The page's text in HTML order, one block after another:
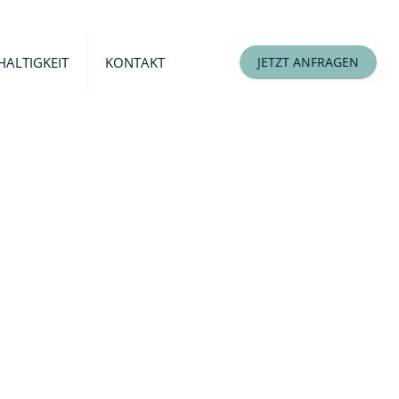
KONTAKT JETZT ANFRAGEN